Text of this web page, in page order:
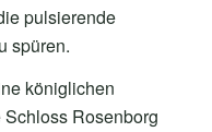
pulsierende
spüren.
königlichen
Rosenborg